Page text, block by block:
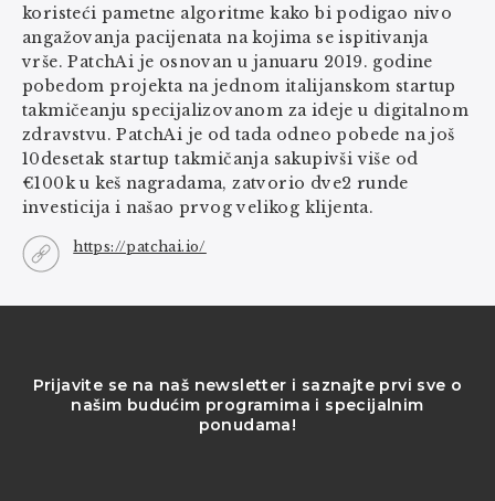
koristeći pametne algoritme kako bi podigao nivo
angažovanja pacijenata na kojima se ispitivanja
vrše. PatchAi je osnovan u januaru 2019. godine
pobedom projekta na jednom italijanskom startup
takmičeanju specijalizovanom za ideje u digitalnom
zdravstvu. PatchAi je od tada odneo pobede na još
10desetak startup takmičanja sakupivši više od
€100k u keš nagradama, zatvorio dve2 runde
investicija i našao prvog velikog klijenta.
https://patchai.io/
Prijavite se na naš newsletter i saznajte prvi sve o
našim budućim programima i specijalnim
ponudama!